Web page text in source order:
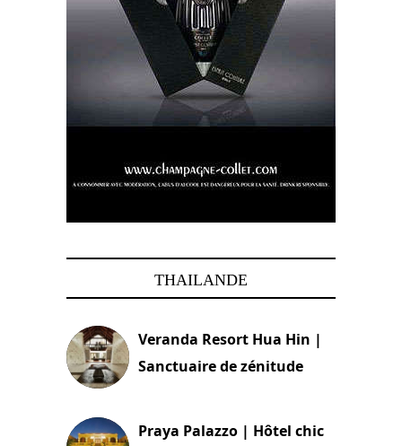
THAILANDE
Veranda Resort Hua Hin |
Sanctuaire de zénitude
Praya Palazzo | Hôtel chic